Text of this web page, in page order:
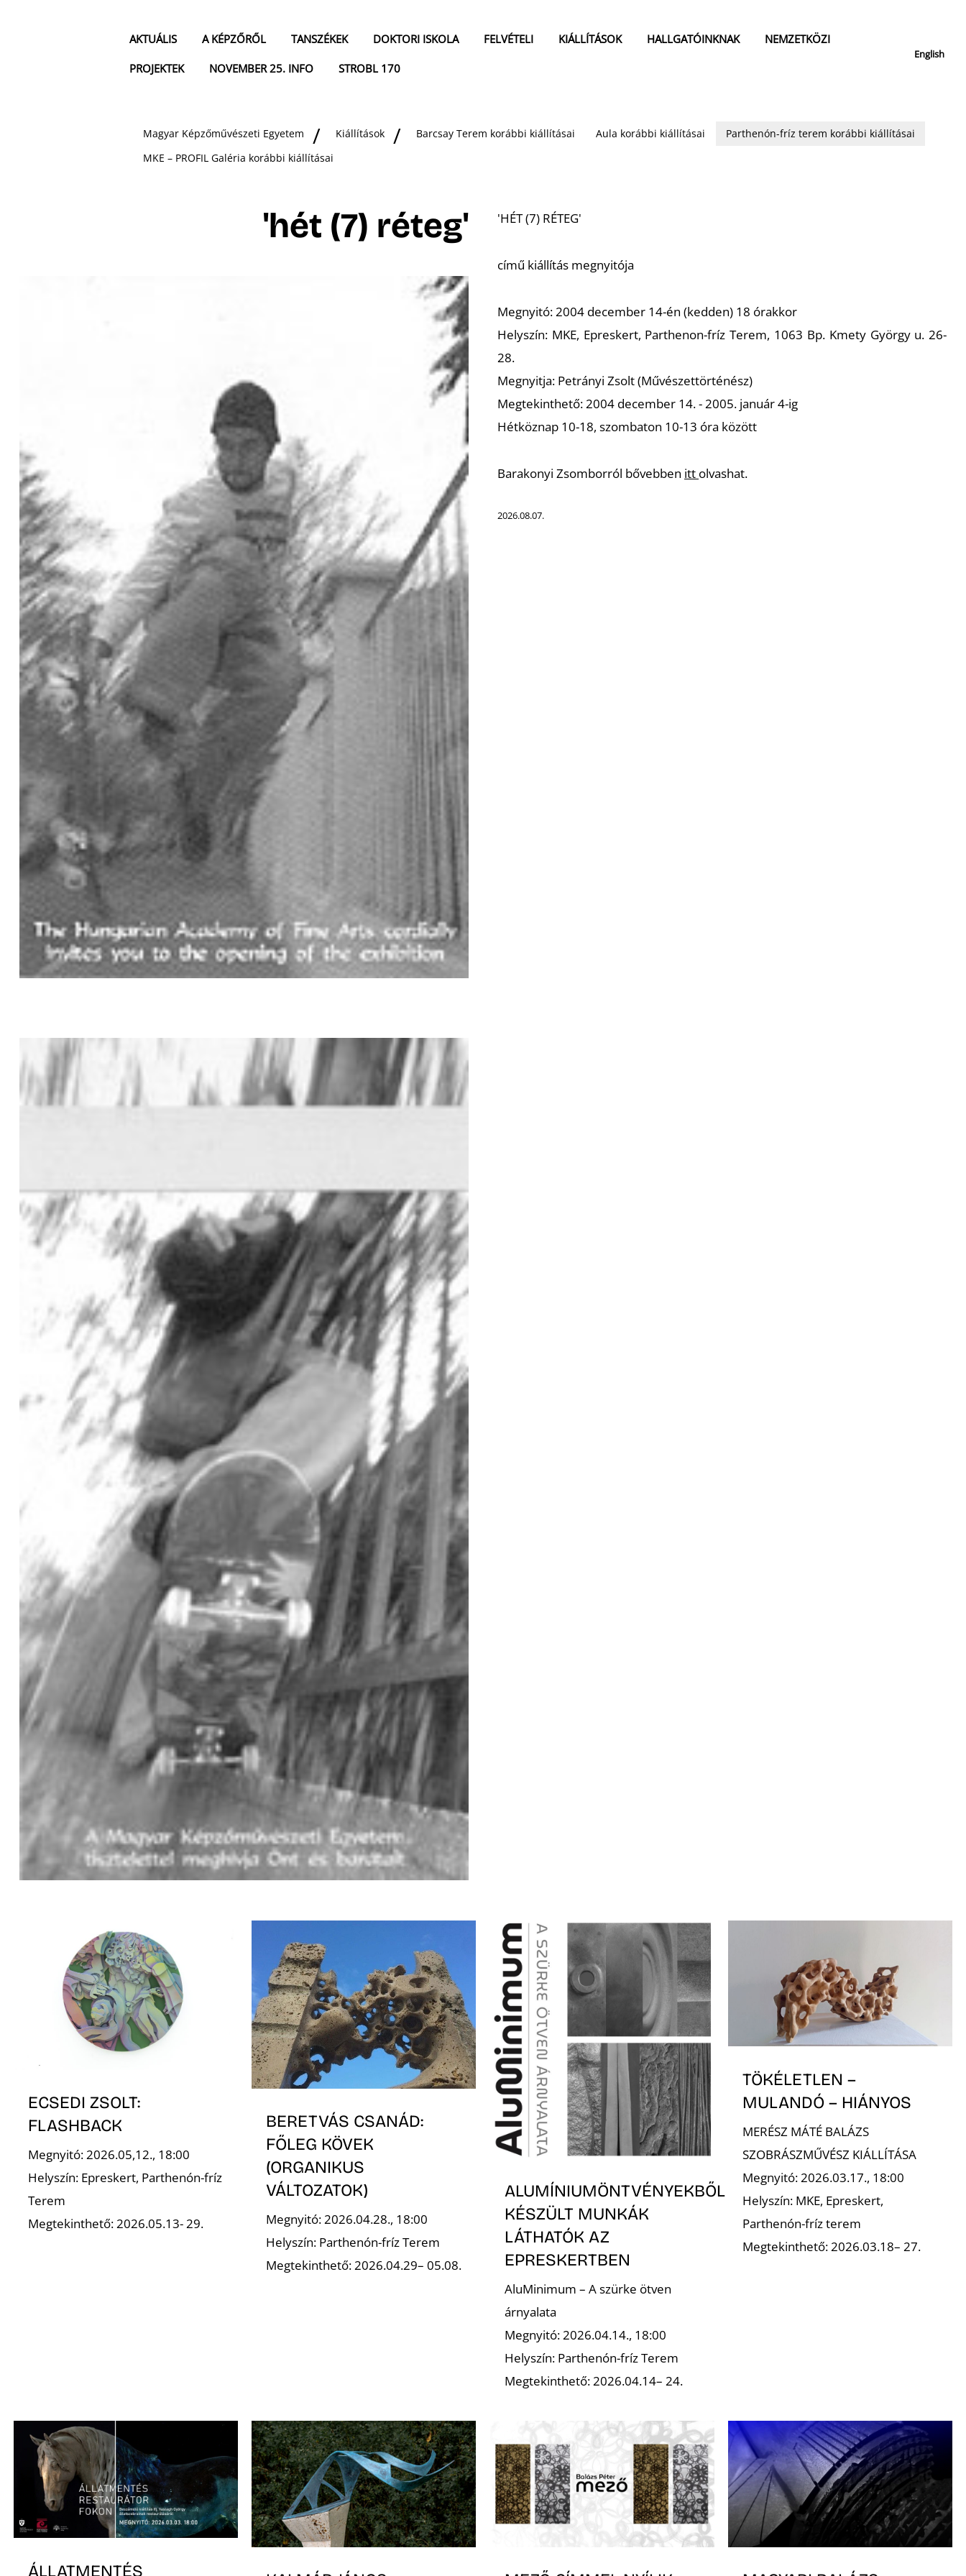
AKTUÁLIS A KÉPZŐRŐL TANSZÉKEK DOKTORI ISKOLA FELVÉTELI KIÁLLÍTÁSOK HALLGATÓINKNAK
NEMZETKÖZI
PROJEKTEK
NOVEMBER 25. INFO STROBL 170
English
Magyar Képzőművészeti Egyetem Kiállítások Barcsay Terem korábbi kiállításai Aula korábbi kiállításai
Parthenón-fríz terem korábbi kiállításai
MKE – PROFIL Galéria korábbi kiállításai
'hét (7) réteg' 'HÉT (7) RÉTEG'
című kiállítás megnyitója
Megnyitó:2004 december 14-én (kedden) 18 órakkor
Helyszín: MKE, Epreskert, Parthenon-fríz Terem, 1063 Bp. Kmety György u. 26-
28.
Megnyitja: Petrányi Zsolt (Művészettörténész)
Megtekinthető:2004 december 14. - 2005. január 4-ig
Hétköznap 10-18, szombaton 10-13 óra között
Barakonyi Zsomborról bővebben itt olvashat.
2026.08.07.
ECSEDI ZSOLT:
FLASHBACK
Megnyitó: 2026.05,12., 18:00
Helyszín: Epreskert, Parthenón-fríz
Terem
Megtekinthető: 2026.05.13- 29.
BERETVÁS CSANÁD:
FŐLEG KÖVEK
(ORGANIKUS
VÁLTOZATOK)
Megnyitó: 2026.04.28., 18:00
Helyszín: Parthenón-fríz Terem
Megtekinthető: 2026.04.29– 05.08.
ALUMÍNIUMÖNTVÉNYEKBŐL
KÉSZÜLT MUNKÁK
LÁTHATÓK AZ
EPRESKERTBEN
AluMinimum – A szürke ötven
árnyalata
Megnyitó: 2026.04.14., 18:00
Helyszín: Parthenón-fríz Terem
Megtekinthető: 2026.04.14– 24.
TÖKÉLETLEN –
MULANDÓ – HIÁNYOS
MERÉSZ MÁTÉ BALÁZS
SZOBRÁSZMŰVÉSZ KIÁLLÍTÁSA
Megnyitó: 2026.03.17., 18:00
Helyszín: MKE, Epreskert,
Parthenón-fríz terem
Megtekinthető: 2026.03.18– 27.
ÁLLATMENTÉS